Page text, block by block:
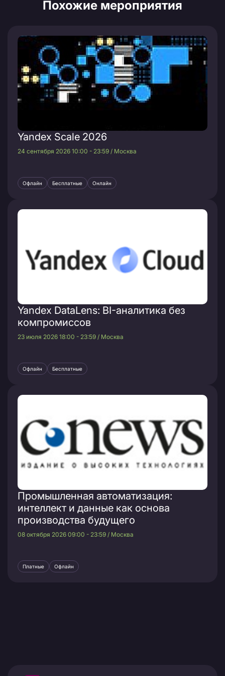
Похожие мероприятия
Yandex Scale 2026
24 сентября 2026 10:00 - 23:59 / Москва
Офлайн Бесплатные Онлайн
Yandex DataLens: BI-аналитика без
компромиссов
23 июля 2026 18:00 - 23:59 / Москва
Офлайн Бесплатные
Промышленная автоматизация:
интеллект и данные как основа
производства будущего
08 октября 2026 09:00 - 23:59 / Москва
Платные Офлайн